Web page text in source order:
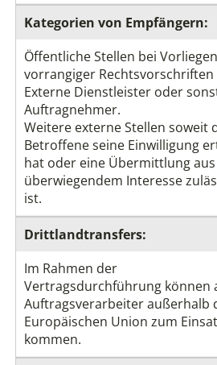
Kategorien von Empfängern:
Öffentliche Stellen bei Vorliegen
vorrangiger Rechtsvorschriften
Externe Dienstleister oder
Auftragnehmer.
Weitere externe Stellen soweit
Betroffene seine Einwilligung
hat oder eine Übermittlung aus
überwiegendem Interesse
ist.
Drittlandtransfers:
Im Rahmen der
Vertragsdurchführung können
Auftragsverarbeiter außerhalb
Europäischen Union zum
kommen.